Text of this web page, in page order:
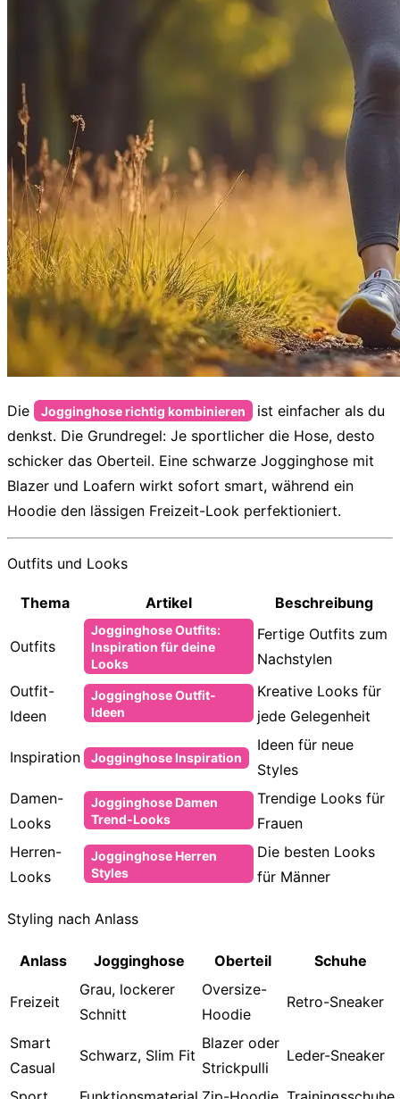
Die Jogginghose richtig kombinieren
ist einfacher als du
denkst. Die Grundregel: Je sportlicher die Hose, desto
schicker das Oberteil. Eine schwarze Jogginghose mit
Blazer und Loafern wirkt sofort smart, während ein
Hoodie den lässigen Freizeit-Look perfektioniert.
Outfits und Looks
Thema Artikel Beschreibung
Outfits
Jogginghose Outfits:
Inspiration für deine
Looks
Fertige Outfits zum
Nachstylen
Outfit-
Ideen
Jogginghose Outfit-
Ideen
Kreative Looks für
jede Gelegenheit
Inspiration Jogginghose Inspiration
Ideen für neue
Styles
Damen-
Looks
Jogginghose Damen
Trend-Looks
Trendige Looks für
Frauen
Herren-
Looks
Jogginghose Herren
Styles
Die besten Looks
für Männer
Styling nach Anlass
Anlass Jogginghose Oberteil Schuhe
Freizeit
Grau, lockerer
Schnitt
Oversize-
Hoodie
Retro-Sneaker
Smart
Casual
Schwarz, Slim Fit
Blazer oder
Strickpulli
Leder-Sneaker